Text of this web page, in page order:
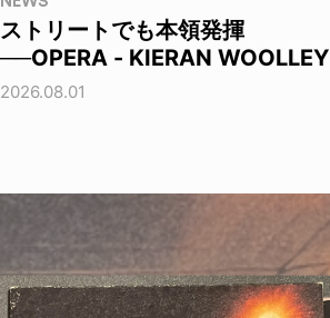
ストリートでも本領発揮
──OPERA - KIERAN WOOLLEY
2026.08.01